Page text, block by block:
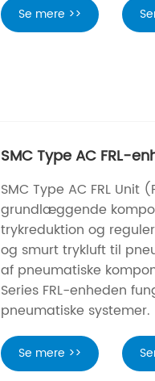
Se mere >>
SMC Type AC FRL-
SMC Type AC FRL
grundlæggende
trykreduktion og
og smurt trykluft til
af ​​pneumatiske
Series FRL-enheden
pneumatiske systemer.
Se mere >>